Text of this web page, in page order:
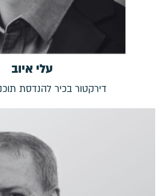
עלי איוב
דירקטור בכיר להנדסת